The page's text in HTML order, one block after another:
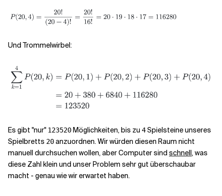
Und Trommelwirbel:
Es gibt "nur" 123520 Möglichkeiten, bis zu 4Spielsteine unseres
Spielbretts 20anzuordnen. Wir würden diesen Raum nicht
manuell durchsuchen wollen, aber Computer sind schnell , was
diese Zahl klein und unser Problem sehr gut überschaubar
macht - genau wie wir erwartet haben.